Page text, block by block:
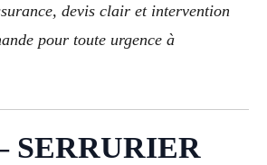
devis clair et intervention
pour toute urgence à
SERRURIER